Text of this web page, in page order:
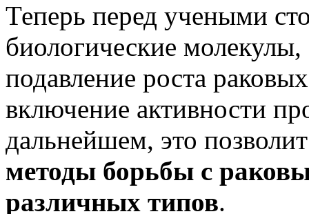
Теперь перед учеными
биологические
подавление роста
включение активности
дальнейшем, это
методы борьбы с
различных типов.